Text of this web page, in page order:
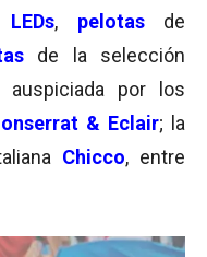
, pelotas
de
de la selección
auspiciada por los
& Eclair; la
Chicco, entre